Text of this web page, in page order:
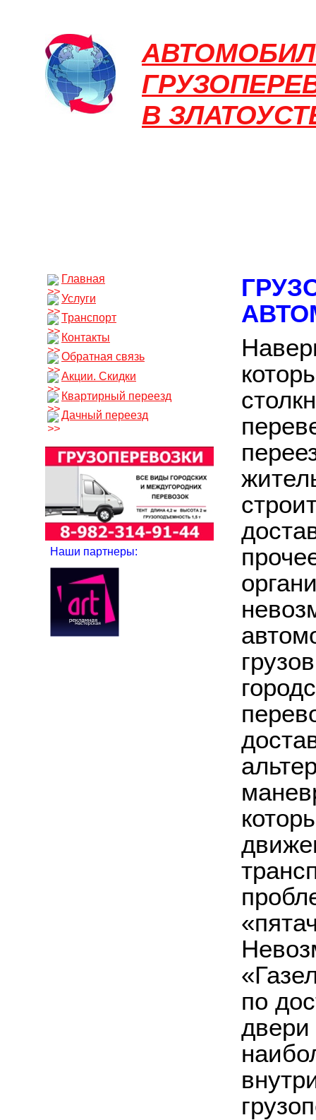
В
Главная
Услуги
Транспорт
Контакты
Обратная связь
Акции. Скидки
Квартирный переезд
Дачный переезд
Наши партнеры:
по
двери